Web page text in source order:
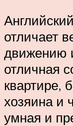
отличает
движению
отличная
квартире,
хозяина и
умная и